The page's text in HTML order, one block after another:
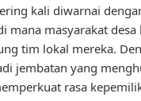
kali diwarnai
mana masyarakat
tim lokal mereka.
jembatan yang
rasa